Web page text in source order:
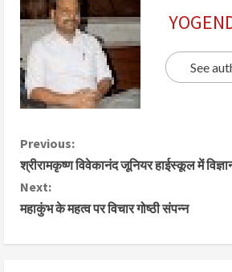
See
Previous:
श्रीरामकृष्ण विवेकानंद जूनियर हाईस्कूल में
Next:
महाकुंभ के महत्व पर विचार गोष्ठी संपन्न